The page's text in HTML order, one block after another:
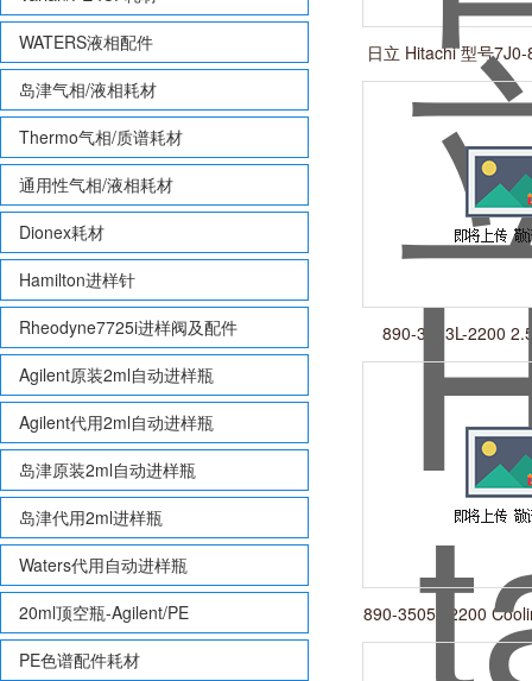
WATERS液相配件
岛津气相/液相耗材
Thermo气相/质谱耗材
通用性气相/液相耗材
Dionex耗材
Hamilton进样针
Rheodyne7725i进样阀及配件
Agilent原装2ml自动进样瓶
Agilent代用2ml自动进样瓶
岛津原装2ml自动进样瓶
岛津代用2ml进样瓶
Waters代用自动进样瓶
20ml顶空瓶-Agilent/PE
PE色谱配件耗材
日立 Hitachi 型号
墨管
890-3513L-2200
890-3505L-2200